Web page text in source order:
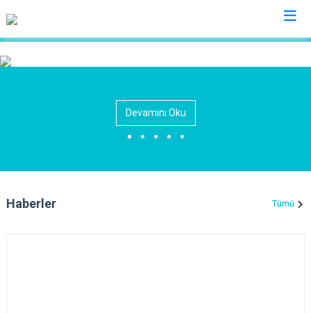
Bolu
Kıbrıscık
Mengen
Devamını Oku
Haberler Tümü